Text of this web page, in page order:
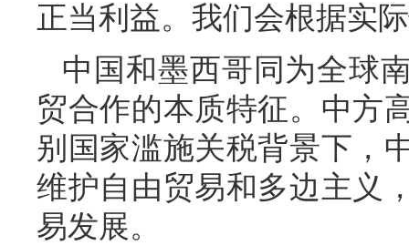
正当利益。我们会根据实
中国和墨西哥同为全球
贸合作的本质特征。中方
别国家滥施关税背景下，
维护自由贸易和多边主义
易发展。